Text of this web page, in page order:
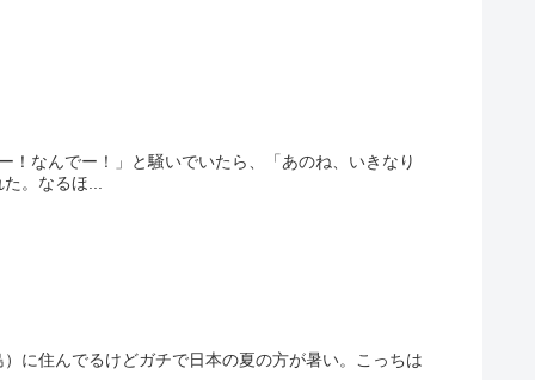
なんでー！」と騒いでいたら、「あのね、いきなり
。なるほ...
に住んでるけどガチで日本の夏の方が暑い。こっちは